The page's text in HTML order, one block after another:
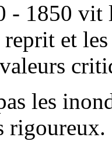
- 1850
et
les
rigoureux.